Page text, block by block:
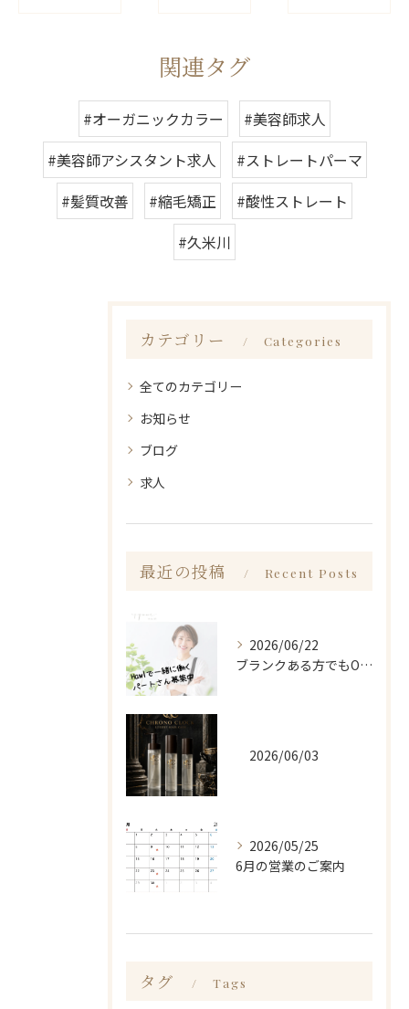
関連タグ
#オーガニックカラー
#美容師求人
#美容師アシスタント求人
#ストレートパーマ
#髪質改善
#縮毛矯正
#酸性ストレート
#久米川
カテゴリー Categories
全てのカテゴリー
お知らせ
ブログ
求人
最近の投稿 Recent Posts
2026/06/22
ブランクある方でもOK!Hawlで一緒に働きませんか？
2026/06/03
2026/05/25
6月の営業のご案内
タグ Tags